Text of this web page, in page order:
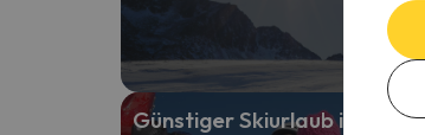
Günstiger Skiurlaub im